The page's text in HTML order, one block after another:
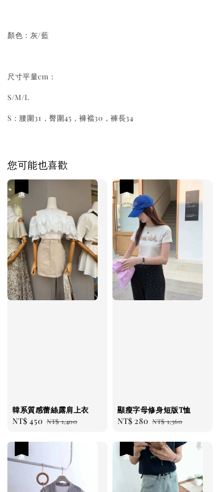
顏色：灰/藍
尺寸平量cm：
S/M/L
S：腰圍31，臀圍45，褲襠30，褲長34
您可能也喜歡
韓系質感蕾絲露肩上衣
Sale
NT$ 450 Regular
NT$ 1,400
顯瘦字母修身短版T恤
Sale
NT$ 280 Regular
NT$ 1,360